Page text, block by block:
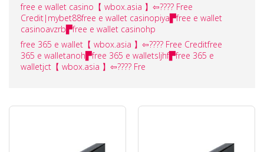
free e wallet casino【 wbox.asia 】⇦???? Free
Credit|mybet88free e wallet casinopiya▛free e wallet
casinoavzrb▛free e wallet casinohp
free 365 e wallet【 wbox.asia 】⇦???? Free Creditfree
365 e walletanoh▛free 365 e walletsljhf▛free 365 e
walletjct【 wbox.asia 】⇦???? Fre